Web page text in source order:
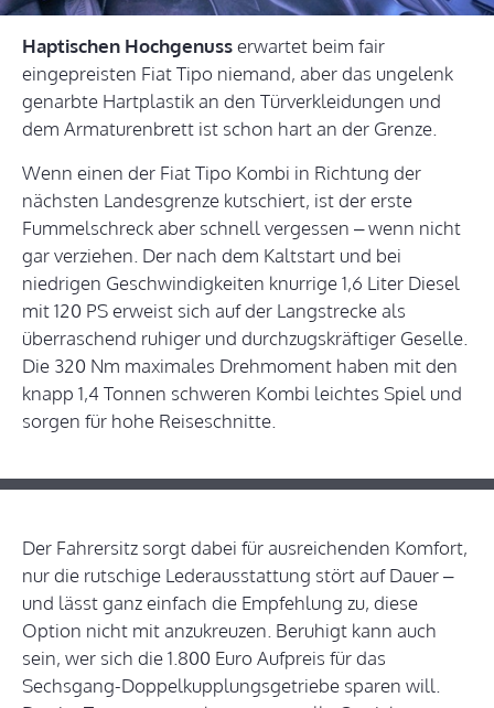
Haptischen Hochgenusserwartet beim fair
eingepreisten Fiat Tipo niemand, aber das ungelenk
genarbte Hartplastik an den Türverkleidungen und
dem Armaturenbrett ist schon hart an der Grenze.
Wenn einen der Fiat Tipo Kombi in Richtung der
nächsten Landesgrenze kutschiert, ist der erste
Fummelschreck aber schnell vergessen – wenn nicht
gar verziehen. Der nach dem Kaltstart und bei
niedrigen Geschwindigkeiten knurrige 1,6 Liter Diesel
mit 120 PS erweist sich auf der Langstrecke als
überraschend ruhiger und durchzugskräftiger Geselle.
Die 320 Nm maximales Drehmoment haben mit den
knapp 1,4 Tonnen schweren Kombi leichtes Spiel und
sorgen für hohe Reiseschnitte.
Der Fahrersitz sorgt dabei für ausreichenden Komfort,
nur die rutschige Lederausstattung stört auf Dauer –
und lässt ganz einfach die Empfehlung zu, diese
Option nicht mit anzukreuzen. Beruhigt kann auch
sein, wer sich die 1.800 Euro Aufpreis für das
Sechsgang-Doppelkupplungsgetriebe sparen will.